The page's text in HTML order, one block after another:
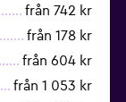
från 742 kr
från 178 kr
från 604 kr
från 1 053 kr